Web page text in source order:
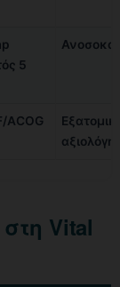
5
ACOG
Vital